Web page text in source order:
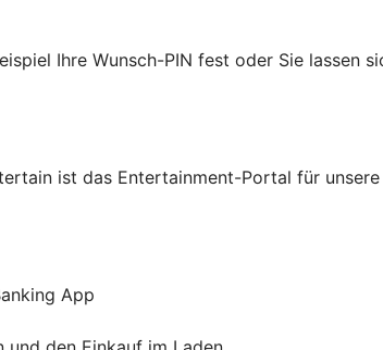
Ihre Wunsch-PIN fest oder Sie
ist das Entertainment-Portal für unsere
App